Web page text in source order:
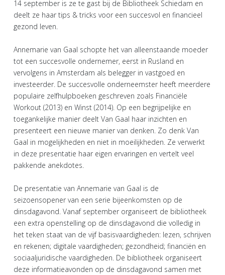
14 september is ze te gast bij de Bibliotheek Schiedam en
deelt ze haar tips & tricks voor een succesvol en financieel
gezond leven.
Annemarie van Gaal schopte het van alleenstaande moeder
tot een succesvolle ondernemer, eerst in Rusland en
vervolgens in Amsterdam als belegger in vastgoed en
investeerder. De succesvolle onderneemster heeft meerdere
populaire zelfhulpboeken geschreven zoals Financiële
Workout (2013) en Winst (2014). Op een begrijpelijke en
toegankelijke manier deelt Van Gaal haar inzichten en
presenteert een nieuwe manier van denken. Zo denk Van
Gaal in mogelijkheden en niet in moeilijkheden. Ze verwerkt
in deze presentatie haar eigen ervaringen en vertelt veel
pakkende anekdotes.
De presentatie van Annemarie van Gaal is de
seizoensopener van een serie bijeenkomsten op de
dinsdagavond. Vanaf september organiseert de bibliotheek
een extra openstelling op de dinsdagavond die volledig in
het teken staat van de vijf basisvaardigheden: lezen, schrijven
en rekenen; digitale vaardigheden; gezondheid; financiën en
sociaaljuridische vaardigheden. De bibliotheek organiseert
deze informatieavonden op de dinsdagavond samen met